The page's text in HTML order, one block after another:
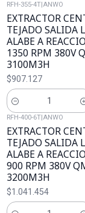
RFH-355-4T ANWO
EXTRACTOR
TEJADO SALIDA
ALABE A
1350 RPM 380V
3100M3H
$907.127
Cantidad
RFH-400-6T ANWO
EXTRACTOR
TEJADO SALIDA
ALABE A
900 RPM 380V
3200M3H
$1.041.454